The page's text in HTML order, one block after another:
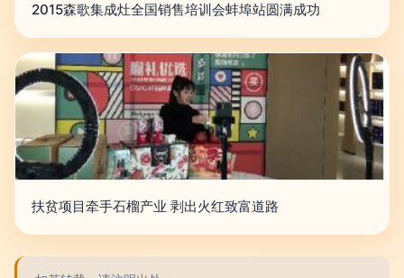
2015森歌集成灶全国销售培训会蚌埠站圆满成功
扶贫项目牵手石榴产业 剥出火红致富道路